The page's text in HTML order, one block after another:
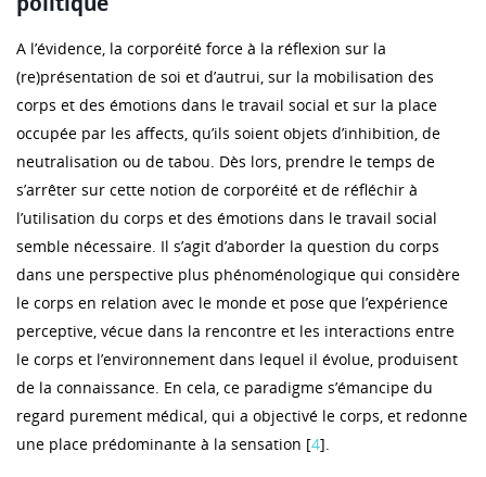
A l’évidence, la corporéité force à la réflexion sur la
(re)présentation de soi et d’autrui, sur la mobilisation des
corps et des émotions dans le travail social et sur la place
occupée par les affects, qu’ils soient objets d’inhibition, de
neutralisation ou de tabou. Dès lors, prendre le temps de
s’arrêter sur cette notion de corporéité et de réfléchir à
l’utilisation du corps et des émotions dans le travail social
semble nécessaire. Il s’agit d’aborder la question du corps
dans une perspective plus phénoménologique qui considère
le corps en relation avec le monde et pose que l’expérience
perceptive, vécue dans la rencontre et les interactions entre
le corps et l’environnement dans lequel il évolue, produisent
de la connaissance. En cela, ce paradigme s’émancipe du
regard purement médical, qui a objectivé le corps, et redonne
une place prédominante à la sensation [4].